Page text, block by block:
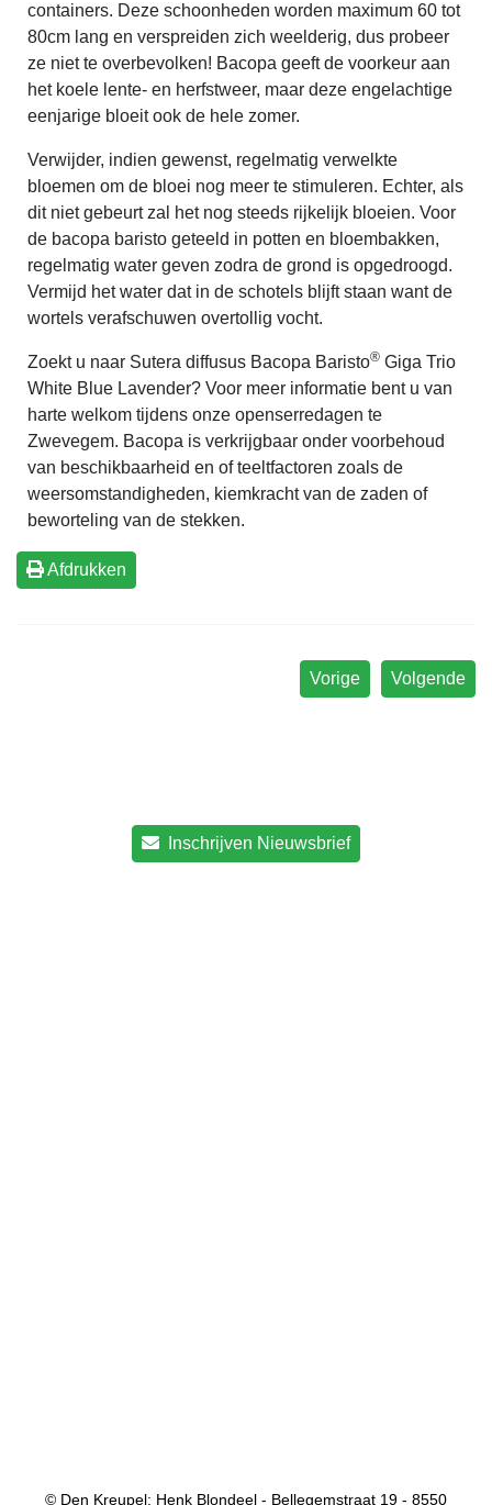
containers. Deze schoonheden worden maximum 60 tot
80cm lang en verspreiden zich weelderig, dus probeer
ze niet te overbevolken! Bacopa geeft de voorkeur aan
het koele lente- en herfstweer, maar deze engelachtige
eenjarige bloeit ook de hele zomer.
Verwijder, indien gewenst, regelmatig verwelkte
bloemen om de bloei nog meer te stimuleren. Echter, als
dit niet gebeurt zal het nog steeds rijkelijk bloeien. Voor
de bacopa baristo geteeld in potten en bloembakken,
regelmatig water geven zodra de grond is opgedroogd.
Vermijd het water dat in de schotels blijft staan want de
wortels verafschuwen overtollig vocht.
Zoekt u naar Sutera diffusus Bacopa Baristo® Giga Trio
White Blue Lavender? Voor meer informatie bent u van
harte welkom tijdens onze openserredagen te
Zwevegem. Bacopa is verkrijgbaar onder voorbehoud
van beschikbaarheid en of teeltfactoren zoals de
weersomstandigheden, kiemkracht van de zaden of
beworteling van de stekken.
Afdrukken
Volgende
Vorige
Inschrijven Nieuwsbrief
© Den Kreupel: Henk Blondeel - Bellegemstraat 19 - 8550